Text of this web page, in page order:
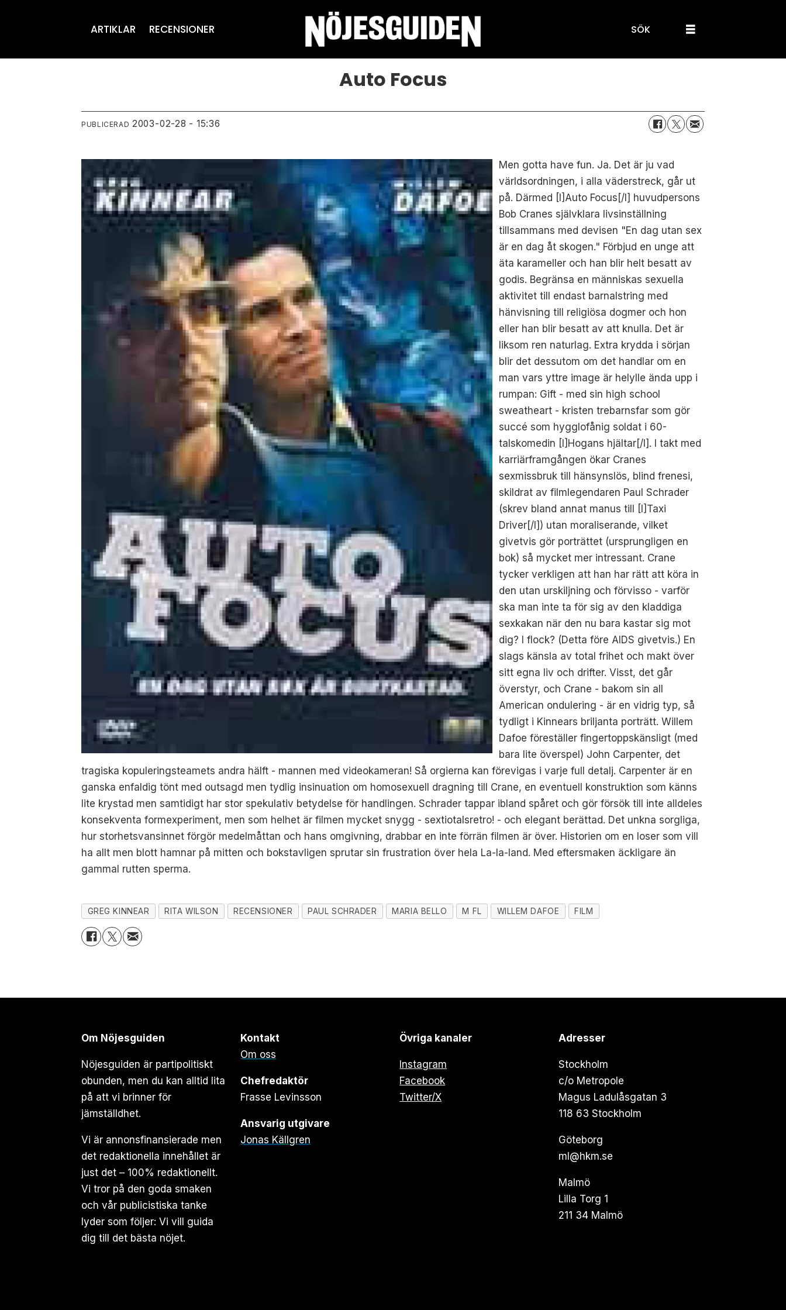
ARTIKLAR RECENSIONER SÖK
Auto Focus
PUBLICERAD 2003-02-28 - 15:36
Men gotta have fun. Ja. Det är ju vad
världsordningen, i alla väderstreck, går ut
på. Därmed [I]Auto Focus[/I] huvudpersons
Bob Cranes självklara livsinställning
tillsammans med devisen "En dag utan sex
är en dag åt skogen." Förbjud en unge att
äta karameller och han blir helt besatt av
godis. Begränsa en människas sexuella
aktivitet till endast barnalstring med
hänvisning till religiösa dogmer och hon
eller han blir besatt av att knulla. Det är
liksom ren naturlag. Extra krydda i sörjan
blir det dessutom om det handlar om en
man vars yttre image är helylle ända upp i
rumpan: Gift - med sin high school
sweatheart - kristen trebarnsfar som gör
succé som hygglofånig soldat i 60-
talskomedin [I]Hogans hjältar[/I]. I takt med
karriärframgången ökar Cranes
sexmissbruk till hänsynslös, blind frenesi,
skildrat av filmlegendaren Paul Schrader
(skrev bland annat manus till [I]Taxi
Driver[/I]) utan moraliserande, vilket
givetvis gör porträttet (ursprungligen en
bok) så mycket mer intressant. Crane
tycker verkligen att han har rätt att köra in
den utan urskiljning och förvisso - varför
ska man inte ta för sig av den kladdiga
sexkakan när den nu bara kastar sig mot
dig? I flock? (Detta före AIDS givetvis.) En
slags känsla av total frihet och makt över
sitt egna liv och drifter. Visst, det går
överstyr, och Crane - bakom sin all
American ondulering - är en vidrig typ, så
tydligt i Kinnears briljanta porträtt. Willem
Dafoe föreställer fingertoppskänsligt (med
bara lite överspel) John Carpenter, det
tragiska kopuleringsteamets andra hälft - mannen med videokameran! Så orgierna kan förevigas i varje full detalj. Carpenter är en
ganska enfaldig tönt med outsagd men tydlig insinuation om homosexuell dragning till Crane, en eventuell konstruktion som känns
lite krystad men samtidigt har stor spekulativ betydelse för handlingen. Schrader tappar ibland spåret och gör försök till inte alldeles
konsekventa formexperiment, men som helhet är filmen mycket snygg - sextiotalsretro! - och elegant berättad. Det unkna sorgliga,
hur storhetsvansinnet förgör medelmåttan och hans omgivning, drabbar en inte förrän filmen är över. Historien om en loser som vill
ha allt men blott hamnar på mitten och bokstavligen sprutar sin frustration över hela La-la-land. Med eftersmaken äckligare än
gammal rutten sperma.
GREG KINNEAR RITA WILSON RECENSIONER PAUL SCHRADER MARIA BELLO M FL WILLEM DAFOE FILM
Om Nöjesguiden
Nöjesguiden är partipolitiskt
obunden, men du kan alltid lita
på att vi brinner för
jämställdhet.
Vi är annonsfinansierade men
det redaktionella innehållet är
just det – 100% redaktionellt.
Vi tror på den goda smaken
och vår publicistiska tanke
lyder som följer: Vi vill guida
dig till det bästa nöjet.
Kontakt
Om oss
Chefredaktör
Frasse Levinsson
Ansvarig utgivare
Jonas Källgren
Övriga kanaler
Instagram
Facebook
Twitter/X
Adresser
Stockholm
c/o Metropole
Magus Ladulåsgatan 3
118 63 Stockholm
Göteborg
ml@hkm.se
Malmö
Lilla Torg 1
211 34 Malmö